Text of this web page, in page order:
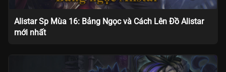
Alistar Sp Mùa 16: Bảng Ngọc và Cách Lên Đồ Alistar
mới nhất